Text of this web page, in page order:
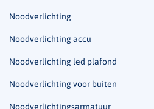
Noodverlichting
Noodverlichting accu
Noodverlichting led plafond
Noodverlichting voor buiten
Noodverlichtingsarmatuur